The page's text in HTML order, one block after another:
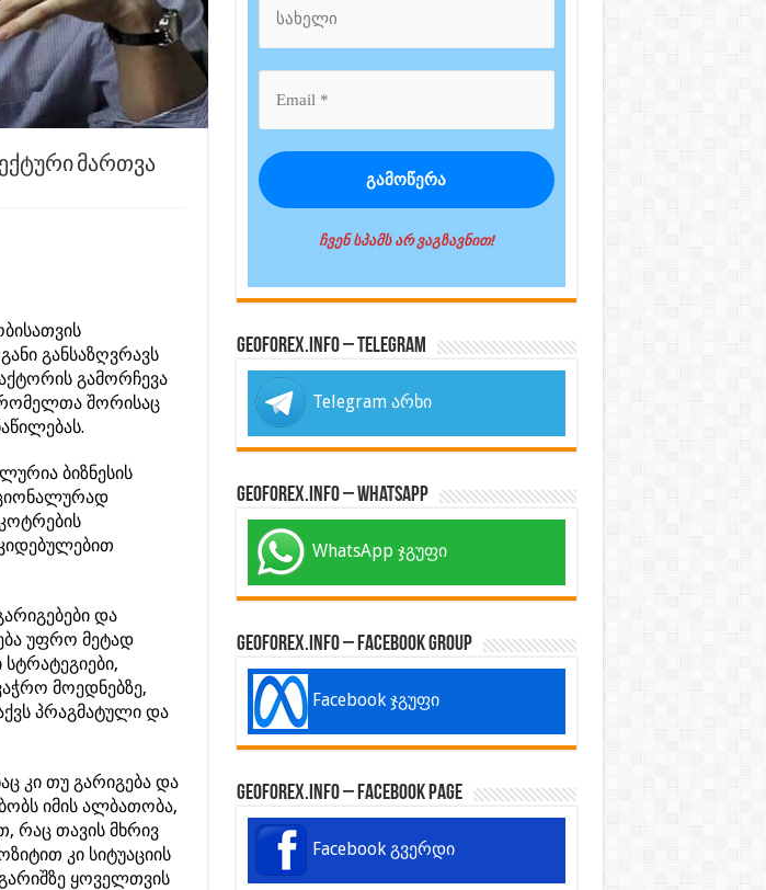
მართვა
განსაზღვრავს
გამორჩევა
შორისაც
ბიზნესის
და
უფრო მეტად
მოედნებზე,
პრაგმატული და
კი თუ გარიგება და
იმის ალბათობა,
რაც თავის მხრივ
კი სიტუაციის
ყოველთვის
ჩვენ სპამს არ ვაგზავნით!
GeoForex.info – Telegram
Telegram არხი
GeoForex.info – WhatsApp
WhatsApp ჯგუფი
GeoForex.info – Facebook Group
Facebook ჯგუფი
GeoForex.info – Facebook Page
Facebook გვერდი